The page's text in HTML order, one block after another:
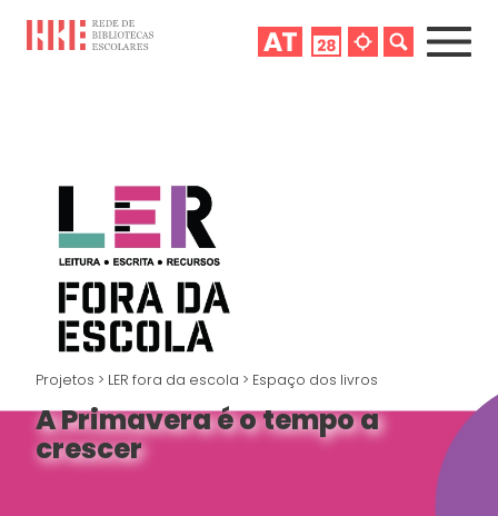
Projetos > LER fora da escola > Espaço dos livros
A Primavera é o tempo a
crescer